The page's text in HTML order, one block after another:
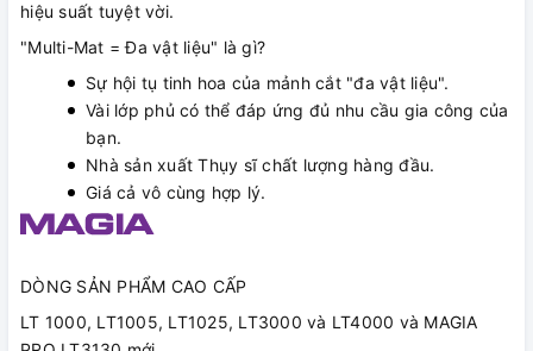
hiệu suất tuyệt vời.
"Multi-Mat = Đa vật liệu" là gì?
Sự hội tụ tinh hoa của mảnh cắt "đa vật liệu".
Vài lớp phủ có thể đáp ứng đủ nhu cầu gia công của
bạn.
Nhà sản xuất Thụy sĩ chất lượng hàng đầu.
Giá cả vô cùng hợp lý.
DÒNG SẢN PHẨM CAO CẤP
LT 1000, LT1005, LT1025, LT3000 và LT4000 và MAGIA